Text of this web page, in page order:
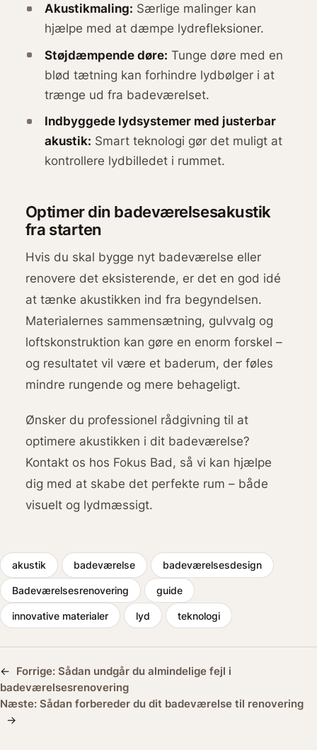
Akustikmaling: Særlige malinger kan
hjælpe med at dæmpe lydrefleksioner.
Støjdæmpende døre: Tunge døre med en
blød tætning kan forhindre lydbølger i at
trænge ud fra badeværelset.
Indbyggede lydsystemer med justerbar
akustik: Smart teknologi gør det muligt at
kontrollere lydbilledet i rummet.
Optimer din badeværelsesakustik
fra starten
Hvis du skal bygge nyt badeværelse eller
renovere det eksisterende, er det en god idé
at tænke akustikken ind fra begyndelsen.
Materialernes sammensætning, gulvvalg og
loftskonstruktion kan gøre en enorm forskel –
og resultatet vil være et baderum, der føles
mindre rungende og mere behageligt.
Ønsker du professionel rådgivning til at
optimere akustikken i dit badeværelse?
Kontakt os hos Fokus Bad, så vi kan hjælpe
dig med at skabe det perfekte rum – både
visuelt og lydmæssigt.
akustik badeværelse badeværelsesdesign
Badeværelsesrenovering guide
innovative materialer lyd teknologi
← Forrige: Sådan undgår du almindelige fejl i
badeværelsesrenovering
Næste: Sådan forbereder du dit badeværelse til renovering
→